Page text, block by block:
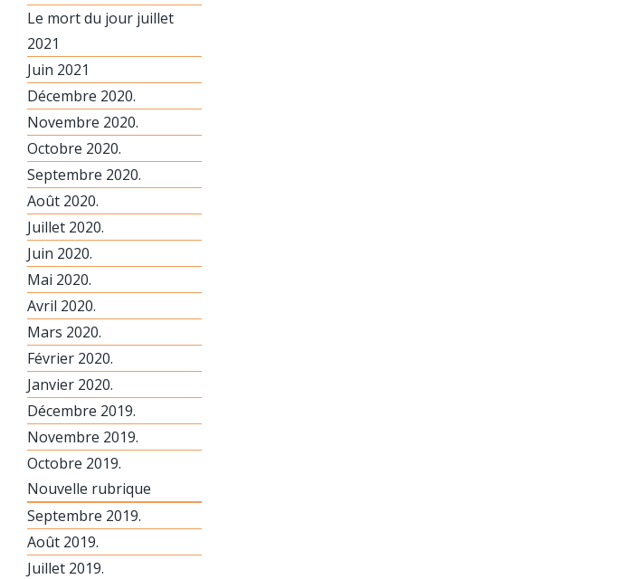
Le mort du jour juillet
2021
Juin 2021
Décembre 2020.
Novembre 2020.
Octobre 2020.
Septembre 2020.
Août 2020.
Juillet 2020.
Juin 2020.
Mai 2020.
Avril 2020.
Mars 2020.
Février 2020.
Janvier 2020.
Décembre 2019.
Novembre 2019.
Octobre 2019.
Nouvelle rubrique
Septembre 2019.
Août 2019.
Juillet 2019.